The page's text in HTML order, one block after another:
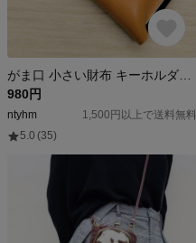
980円
ntyhm
1,500円以上で送料無料
5.0 (35)